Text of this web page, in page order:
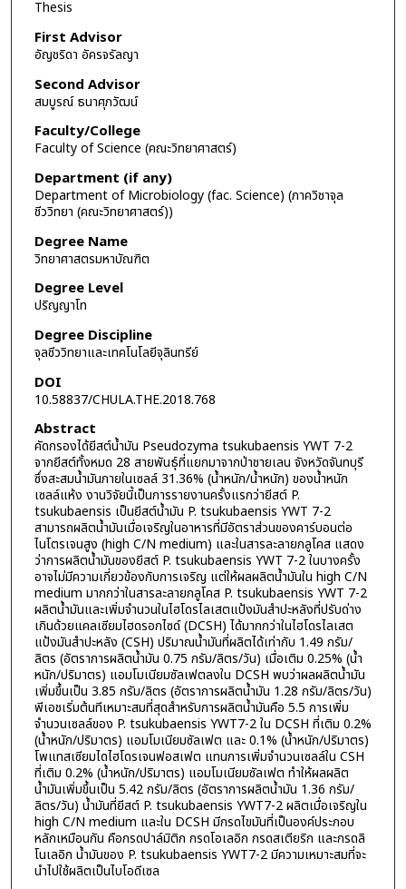
Thesis
First Advisor
อัญชริดา อัครจรัลญา
Second Advisor
สมบูรณ์ ธนาศุภวัฒน์
Faculty/College
Faculty of Science (คณะวิทยาศาสตร์)
Department (if any)
Department of Microbiology (fac. Science) (ภาควิชาจุล
ชีววิทยา (คณะวิทยาศาสตร์))
Degree Name
วิทยาศาสตรมหาบัณฑิต
Degree Level
ปริญญาโท
Degree Discipline
จุลชีววิทยาและเทคโนโลยีจุลินทรีย์
DOI
10.58837/CHULA.THE.2018.768
Abstract
คัดกรองได้ยีสต์น้ำมัน Pseudozyma tsukubaensis YWT 7-2
จากยีสต์ทั้งหมด 28 สายพันธุ์ที่แยกมาจากป่าชายเลน จังหวัดจันทบุรี
ซึ่งสะสมน้ำมันภายในเซลล์ 31.36% (น้ำหนัก/น้ำหนัก) ของน้ำหนัก
เซลล์แห้ง งานวิจัยนี้เป็นการรายงานครั้งแรกว่ายีสต์ P.
tsukubaensis เป็นยีสต์น้ำมัน P. tsukubaensis YWT 7-2
สามารถผลิตน้ำมันเมื่อเจริญในอาหารที่มีอัตราส่วนของคาร์บอนต่อ
ไนโตรเจนสูง (high C/N medium) และในสารละลายกลูโคส แสดง
ว่าการผลิตน้ำมันของยีสต์ P. tsukubaensis YWT 7-2 ในบางครั้ง
อาจไม่มีความเกี่ยวข้องกับการเจริญ แต่ให้ผลผลิตน้ำมันใน high C/N
medium มากกว่าในสารละลายกลูโคส P. tsukubaensis YWT 7-2
ผลิตน้ำมันและเพิ่มจำนวนในไฮโดรไลเสตแป้งมันสำปะหลังที่ปรับด่าง
เกินด้วยแคลเซียมไฮดรอกไซด์ (DCSH) ได้มากกว่าในไฮโดรไลเสต
แป้งมันสำปะหลัง (CSH) ปริมาณน้ำมันที่ผลิตได้เท่ากับ 1.49 กรัม/
ลิตร (อัตราการผลิตน้ำมัน 0.75 กรัม/ลิตร/วัน) เมื่อเติม 0.25% (น้ำ
หนัก/ปริมาตร) แอมโมเนียมซัลเฟตลงใน DCSH พบว่าผลผลิตน้ำมัน
เพิ่มขึ้นเป็น 3.85 กรัม/ลิตร (อัตราการผลิตน้ำมัน 1.28 กรัม/ลิตร/วัน)
พีเอชเริ่มต้นทีเหมาะสมที่สุดสำหรับการผลิตน้ำมันคือ 5.5 การเพิ่ม
จำนวนเซลล์ของ P. tsukubaensis YWT7-2 ใน DCSH ที่เติม 0.2%
(น้ำหนัก/ปริมาตร) แอมโมเนียมซัลเฟต และ 0.1% (น้ำหนัก/ปริมาตร)
โพแทสเซียมไดไฮโดรเจนฟอสเฟต แทนการเพิ่มจำนวนเซลล์ใน CSH
ที่เติม 0.2% (น้ำหนัก/ปริมาตร) แอมโมเนียมซัลเฟต ทำให้ผลผลิต
น้ำมันเพิ่มขึ้นเป็น 5.42 กรัม/ลิตร (อัตราการผลิตน้ำมัน 1.36 กรัม/
ลิตร/วัน) น้ำมันที่ยีสต์ P. tsukubaensis YWT7-2 ผลิตเมื่อเจริญใน
high C/N medium และใน DCSH มีกรดไขมันที่เป็นองค์ประกอบ
หลักเหมือนกัน คือกรดปาล์มิติก กรดโอเลอิก กรดสเตียริก และกรดลิ
โนเลอิก น้ำมันของ P. tsukubaensis YWT7-2 มีความเหมาะสมที่จะ
นำไปใช้ผลิตเป็นไบโอดีเซล